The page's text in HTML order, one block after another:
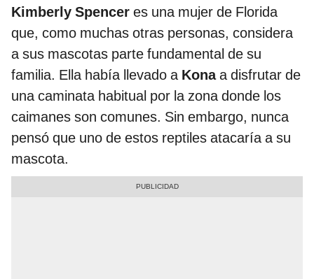
Kimberly Spencer es una mujer de Florida
que, como muchas otras personas, considera
a sus mascotas parte fundamental de su
familia. Ella había llevado aKonaa disfrutar de
una caminata habitual por la zona donde los
caimanes son comunes. Sin embargo, nunca
pensó que uno de estos reptiles atacaría a su
mascota.